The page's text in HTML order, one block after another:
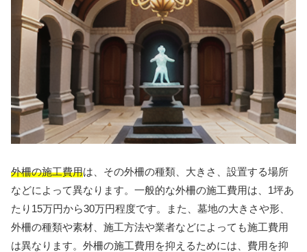
外柵の施工費用は、その外柵の種類、大きさ、設置する場所
などによって異なります。一般的な外柵の施工費用は、1坪あ
たり15万円から30万円程度です。また、墓地の大きさや形、
外柵の種類や素材、施工方法や業者などによっても施工費用
は異なります。外柵の施工費用を抑えるためには、費用を抑